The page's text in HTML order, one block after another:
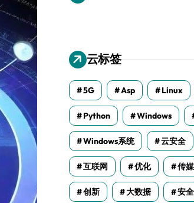
云标签
5G Asp Linux
Python Windows
Windows系统 云安全
互联网 优化 传媒
创新 大数据 安全